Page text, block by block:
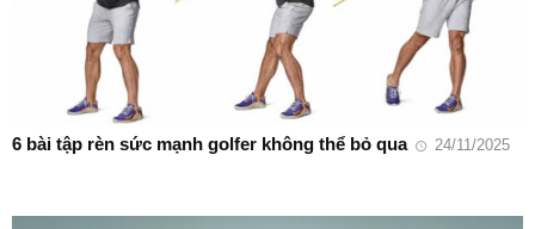
6 bài tập rèn sức mạnh golfer không thể bỏ qua 24/11/2025